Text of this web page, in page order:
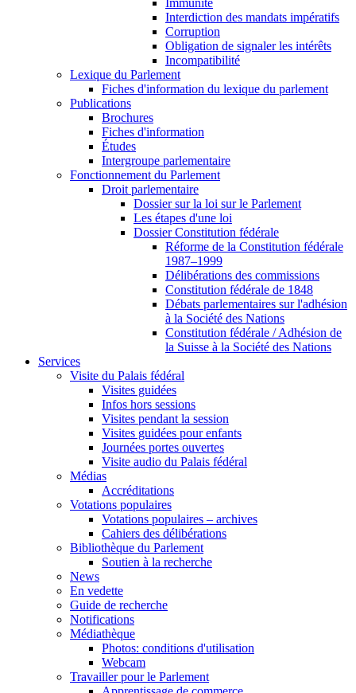
Immunité
Interdiction des mandats impératifs
Corruption
Obligation de signaler les intérêts
Incompatibilité
Lexique du Parlement
Fiches d'information du lexique du parlement
Publications
Brochures
Fiches d'information
Études
Intergroupe parlementaire
Fonctionnement du Parlement
Droit parlementaire
Dossier sur la loi sur le Parlement
Les étapes d'une loi
Dossier Constitution fédérale
Réforme de la Constitution fédérale
1987–1999
Délibérations des commissions
Constitution fédérale de 1848
Débats parlementaires sur l'adhésion
à la Société des Nations
Constitution fédérale / Adhésion de
la Suisse à la Société des Nations
Services
Visite du Palais fédéral
Visites guidées
Infos hors sessions
Visites pendant la session
Visites guidées pour enfants
Journées portes ouvertes
Visite audio du Palais fédéral
Médias
Accréditations
Votations populaires
Votations populaires – archives
Cahiers des délibérations
Bibliothèque du Parlement
Soutien à la recherche
News
En vedette
Guide de recherche
Notifications
Médiathèque
Photos: conditions d'utilisation
Webcam
Travailler pour le Parlement